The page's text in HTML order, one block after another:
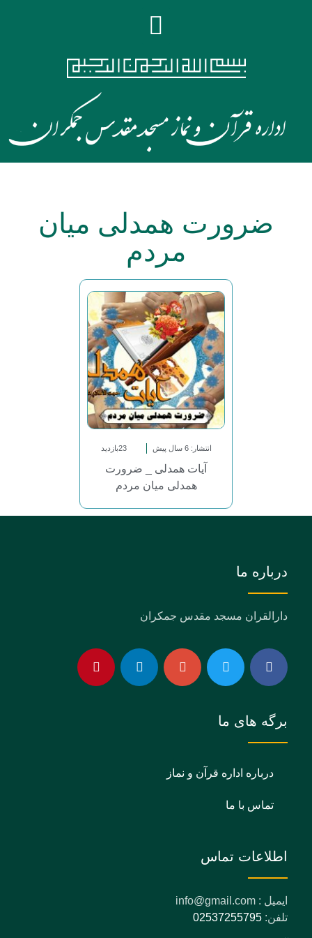
ضرورت همدلی میان
مردم
انتشار: 6 سال پیش 23بازدید
آیات همدلی _ ضرورت
همدلی میان مردم
درباره ما
دارالقران مسجد مقدس جمکران
برگه های ما
درباره اداره قرآن و نماز
تماس با ما
اطلاعات تماس
ایمیل : info@gmail.com
تلفن: 02537255795